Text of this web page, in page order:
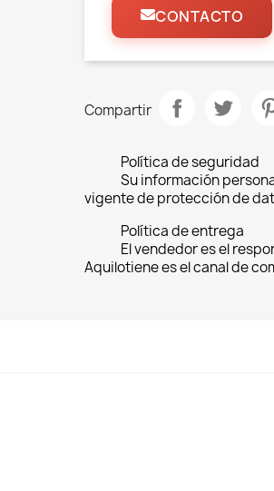
CONTACTO
Compartir
Política de seguridad
Su información
vigente de protección de
Política de entrega
El vendedor es el
Aquilotiene es el canal de